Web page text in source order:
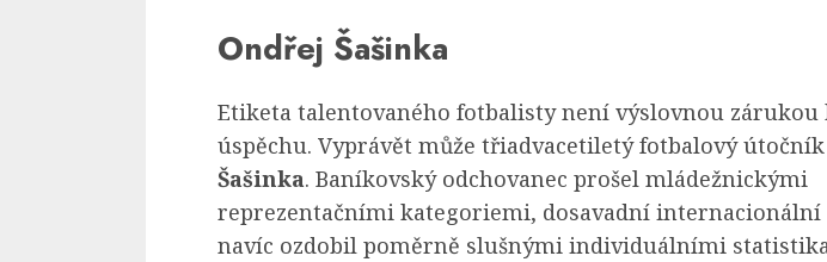
Ondřej Šašinka
Etiketa talentovaného fotbalisty není výslovnou zárukou
úspěchu. Vyprávět může třiadvacetiletý fotbalový útočník
Šašinka. Baníkovský odchovanec prošel mládežnickými
reprezentačními kategoriemi, dosavadní internacionální
navíc ozdobil poměrně slušnými individuálními